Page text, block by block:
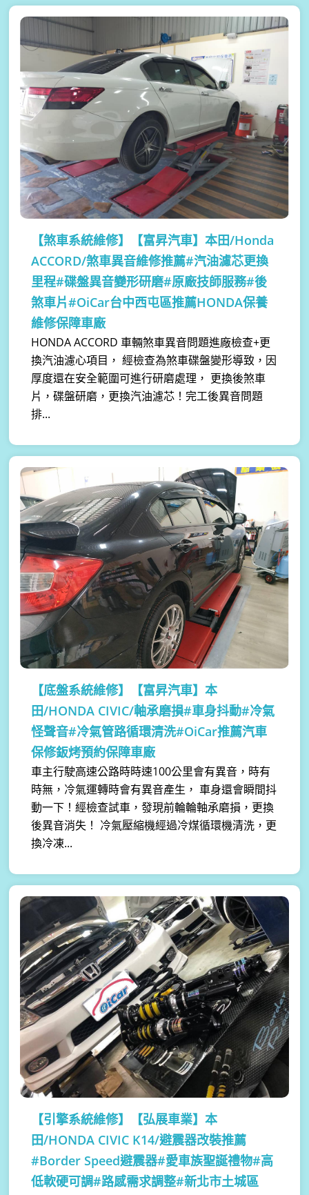
【煞車系統維修】
【富昇汽車】本田/Honda
ACCORD/煞車異音維修推薦#汽油濾芯更換
里程#碟盤異音變形研磨#原廠技師服務#後
煞車片#OiCar台中西屯區推薦HONDA保養
維修保障車廠
HONDA ACCORD 車輛煞車異音問題進廠檢查+更
換汽油濾心項目， 經檢查為煞車碟盤變形導致，因
厚度還在安全範圍可進行研磨處理， 更換後煞車
片，碟盤研磨，更換汽油濾芯！完工後異音問題
排...
【底盤系統維修】
【富昇汽車】本
田/HONDA CIVIC/軸承磨損#車身抖動#冷氣
怪聲音#冷氣管路循環清洗#OiCar推薦汽車
保修鈑烤預約保障車廠
車主行駛高速公路時時速100公里會有異音，時有
時無，冷氣運轉時會有異音產生， 車身還會瞬間抖
動一下！經檢查試車，發現前輪輪軸承磨損，更換
後異音消失！ 冷氣壓縮機經過冷煤循環機清洗，更
換冷凍...
【引擎系統維修】
【弘展車業】本
田/HONDA CIVIC K14/避震器改裝推薦
#Border Speed避震器#愛車族聖誕禮物#高
低軟硬可調#路感需求調整#新北市土城區